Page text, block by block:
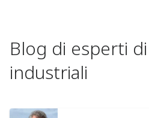
Blog di esperti
industriali